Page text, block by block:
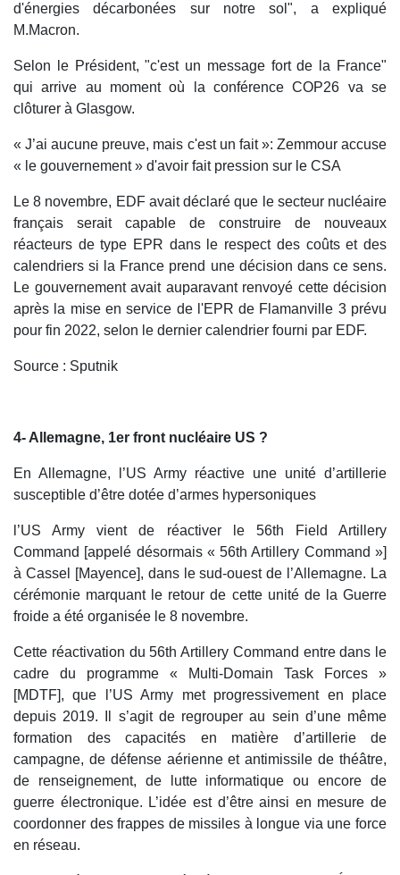
d'énergies décarbonées sur notre sol", a expliqué
M.Macron.
Selon le Président, "c'est un message fort de la France"
qui arrive au moment où la conférence COP26 va se
clôturer à Glasgow.
« J’ai aucune preuve, mais c'est un fait »: Zemmour accuse
« le gouvernement » d'avoir fait pression sur le CSA
Le 8 novembre, EDF avait déclaré que le secteur nucléaire
français serait capable de construire de nouveaux
réacteurs de type EPR dans le respect des coûts et des
calendriers si la France prend une décision dans ce sens.
Le gouvernement avait auparavant renvoyé cette décision
après la mise en service de l'EPR de Flamanville 3 prévu
pour fin 2022, selon le dernier calendrier fourni par EDF.
Source : Sputnik
4- Allemagne, 1er front nucléaire US ?
En Allemagne, l’US Army réactive une unité d’artillerie
susceptible d’être dotée d’armes hypersoniques
l’US Army vient de réactiver le 56th Field Artillery
Command [appelé désormais « 56th Artillery Command »]
à Cassel [Mayence], dans le sud-ouest de l’Allemagne. La
cérémonie marquant le retour de cette unité de la Guerre
froide a été organisée le 8 novembre.
Cette réactivation du 56th Artillery Command entre dans le
cadre du programme « Multi-Domain Task Forces »
[MDTF], que l’US Army met progressivement en place
depuis 2019. Il s’agit de regrouper au sein d’une même
formation des capacités en matière d’artillerie de
campagne, de défense aérienne et antimissile de théâtre,
de renseignement, de lutte informatique ou encore de
guerre électronique. L’idée est d’être ainsi en mesure de
coordonner des frappes de missiles à longue via une force
en réseau.